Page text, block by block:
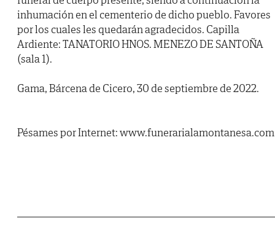
inhumación en el cementerio de dicho pueblo. Favores
por los cuales les quedarán agradecidos. Capilla
Ardiente: TANATORIO HNOS. MENEZO DE SANTOÑA
(sala 1).
Gama, Bárcena de Cicero, 30 de septiembre de 2022.
Pésames por Internet: www.funerarialamontanesa.com